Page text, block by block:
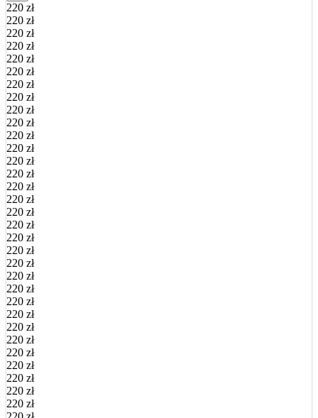
220 zł
220 zł
220 zł
220 zł
220 zł
220 zł
220 zł
220 zł
220 zł
220 zł
220 zł
220 zł
220 zł
220 zł
220 zł
220 zł
220 zł
220 zł
220 zł
220 zł
220 zł
220 zł
220 zł
220 zł
220 zł
220 zł
220 zł
220 zł
220 zł
220 zł
220 zł
220 zł